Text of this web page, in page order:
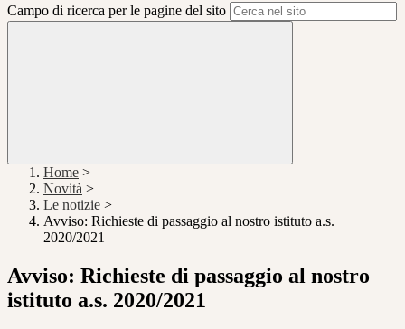
Campo di ricerca per le pagine del sito
Home >
Novità >
Le notizie >
Avviso: Richieste di passaggio al nostro istituto a.s.
2020/2021
Avviso: Richieste di passaggio al nostro
istituto a.s. 2020/2021